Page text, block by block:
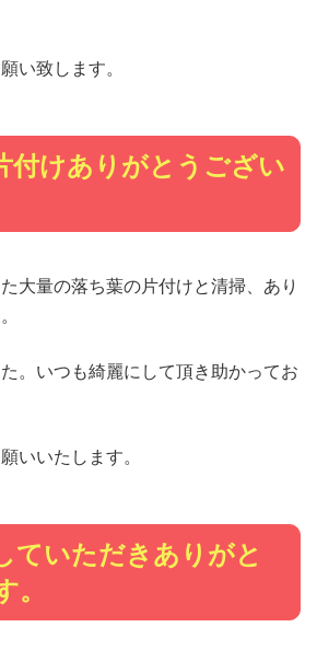
い致します。
付けありがとうござい
大量の落ち葉の片付けと清掃、あり
。いつも綺麗にして頂き助かってお
いいたします。
ていただきありがと